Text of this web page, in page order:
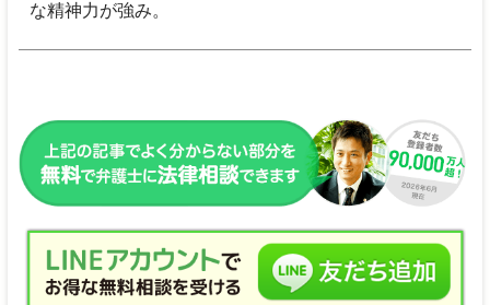
な精神力が強み。